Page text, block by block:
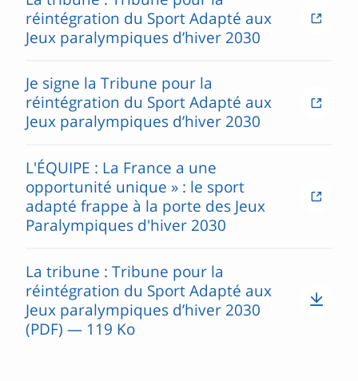
réintégration du Sport Adapté aux
Jeux paralympiques d’hiver 2030
Je signe la Tribune pour la
réintégration du Sport Adapté aux
Jeux paralympiques d’hiver 2030
L'ÉQUIPE : La France a une
opportunité unique » : le sport
adapté frappe à la porte des Jeux
Paralympiques d'hiver 2030
La tribune : Tribune pour la
réintégration du Sport Adapté aux
Jeux paralympiques d’hiver 2030
(PDF) — 119 Ko